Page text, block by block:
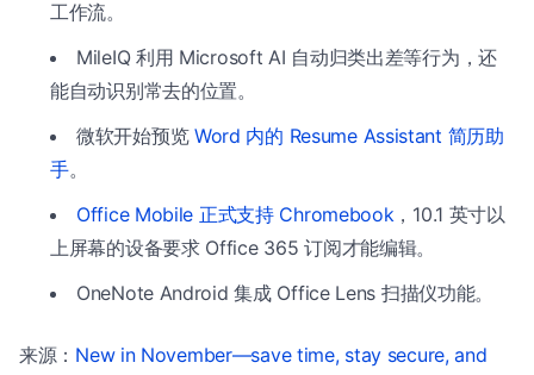
工作流。
MileIQ 利用 Microsoft AI 自动归类出差等行为，还
能自动识别常去的位置。
微软开始预览 Word 内的 Resume Assistant 简历助
手。
Office Mobile 正式支持 Chromebook，10.1 英寸以
上屏幕的设备要求 Office 365 订阅才能编辑。
OneNote Android 集成 Office Lens 扫描仪功能。
来源： New in November—save time, stay secure, and